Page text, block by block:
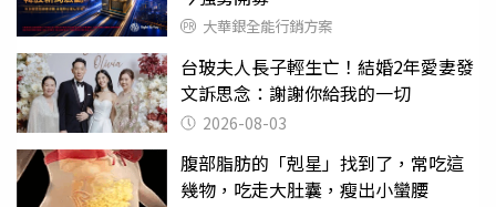
大華銀全能行銷方案
台玻夫人長子輕生亡！結婚2年愛妻發
文訴思念：謝謝你給我的一切
2026-08-03
腹部脂肪的「剋星」找到了，常吃這
幾物，吃走大肚囊，瘦出小蠻腰